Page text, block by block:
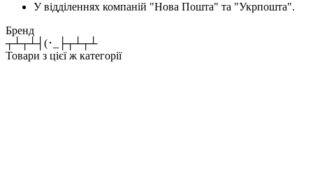
У відділеннях компаній "Нова Пошта" та "Укрпошта".
Бренд
┬┴┬┴┤(･_├┬┴┬┴
Товари з цієї ж категорії